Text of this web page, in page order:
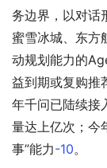
务边界，以对话
蜜雪冰城、东方
动规划能力的
益到期或复购推
年千问已陆续接
量达上亿次；今
事”能力-10。